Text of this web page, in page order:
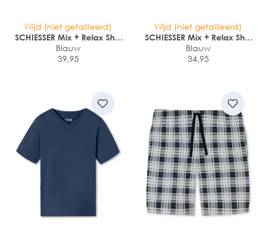
Wijd (niet getailleerd)
SCHIESSER Mix + Relax Shirt
1/1 arm
Blauw
39,95
Wijd (niet getailleerd)
SCHIESSER Mix + Relax Shirt
1/2 arm
Blauw
34,95